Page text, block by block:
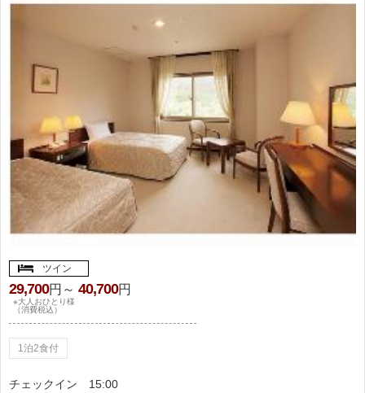
ツイン
29,700円～ 40,700円
※大人おひとり様
（消費税込）
1泊2食付
チェックイン
15:00